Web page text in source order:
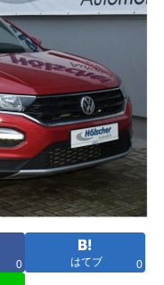
0 はてブ 0